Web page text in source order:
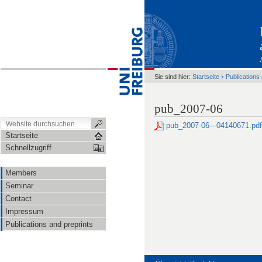
Startseite
Schnellzugriff
Members
Seminar
Contact
Impressum
Publications and preprints
Sie sind hier: Startseite › Publications
pub_2007-06
pub_2007-06---